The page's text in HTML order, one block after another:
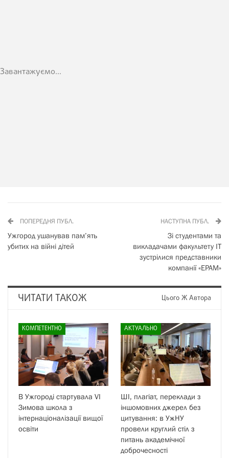
Завантажуємо...
ПОПЕРЕДНЯ ПУБЛ.
Ужгород ушанував пам’ять
убитих на війні дітей
НАСТУПНА ПУБЛ.
Зі студентами та
викладачами факультету ІТ
зустрілися представники
компанії «EPAM»
ЧИТАТИ ТАКОЖ Цього Ж Автора
КОМПЕТЕНТНО
В Ужгороді стартувала VI
Зимова школа з
інтернаціоналізації вищої
освіти
АКТУАЛЬНО
ШІ, плагіат, переклади з
іншомовних джерел без
цитування: в УжНУ
провели круглий стіл з
питань академічної
доброчесності